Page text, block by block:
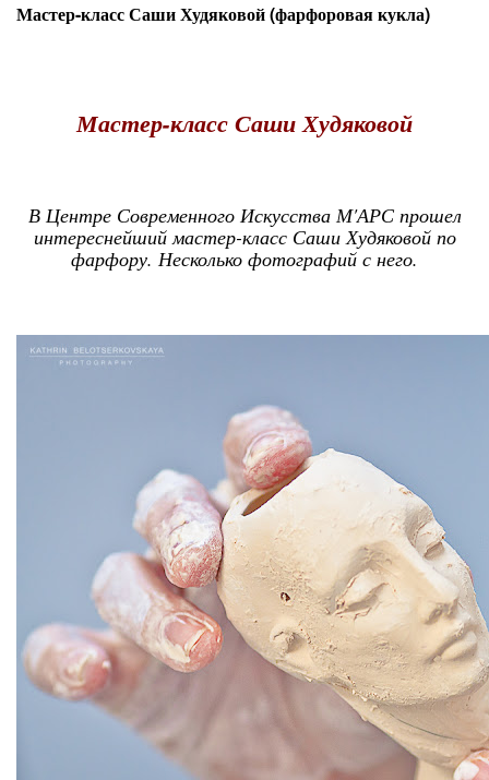
Мастер-класс Саши Худяковой (фарфоровая кукла)
Мастер-класс Саши Худяковой
В Центре Современного Искусства М'АРС прошел
интереснейший мастер-класс Саши Худяковой по
фарфору. Несколько фотографий с него.